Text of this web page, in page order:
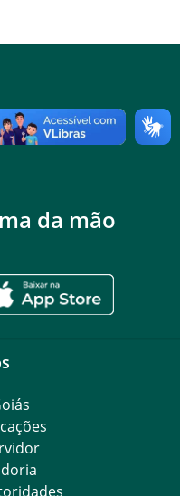
da mão